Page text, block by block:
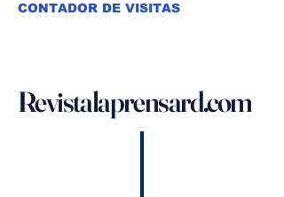
CONTADOR DE VISITAS
Revistalaprensard.com